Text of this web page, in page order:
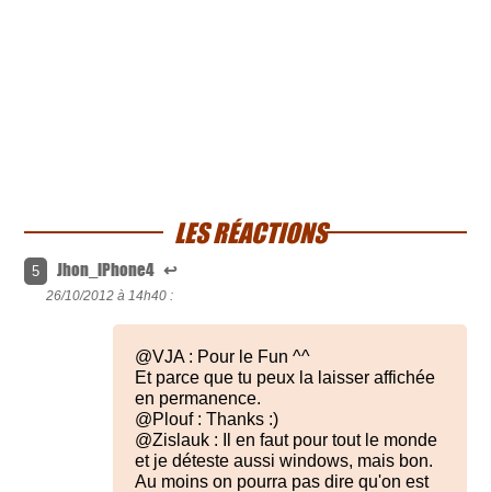
LES RÉACTIONS
5 Jhon_iPhone4 ↩
26/10/2012 à 14h40 :
@VJA : Pour le Fun ^^
Et parce que tu peux la laisser affichée
en permanence.
@Plouf : Thanks :)
@Zislauk : Il en faut pour tout le monde
et je déteste aussi windows, mais bon.
Au moins on pourra pas dire qu'on est